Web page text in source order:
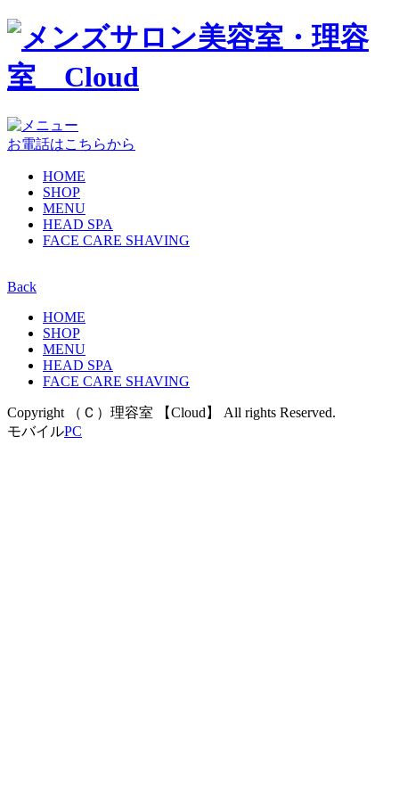
お電話はこちらから
HOME
SHOP
MENU
HEAD SPA
FACE CARE SHAVING
Back
HOME
SHOP
MENU
HEAD SPA
FACE CARE SHAVING
Copyright （Ｃ）理容室 【Cloud】 All rights Reserved.
モバイルPC